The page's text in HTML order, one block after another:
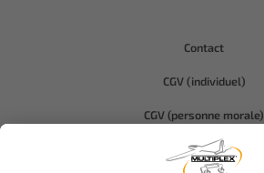
Contact
CGV (individuel)
CGV (personne morale)
Protection des données